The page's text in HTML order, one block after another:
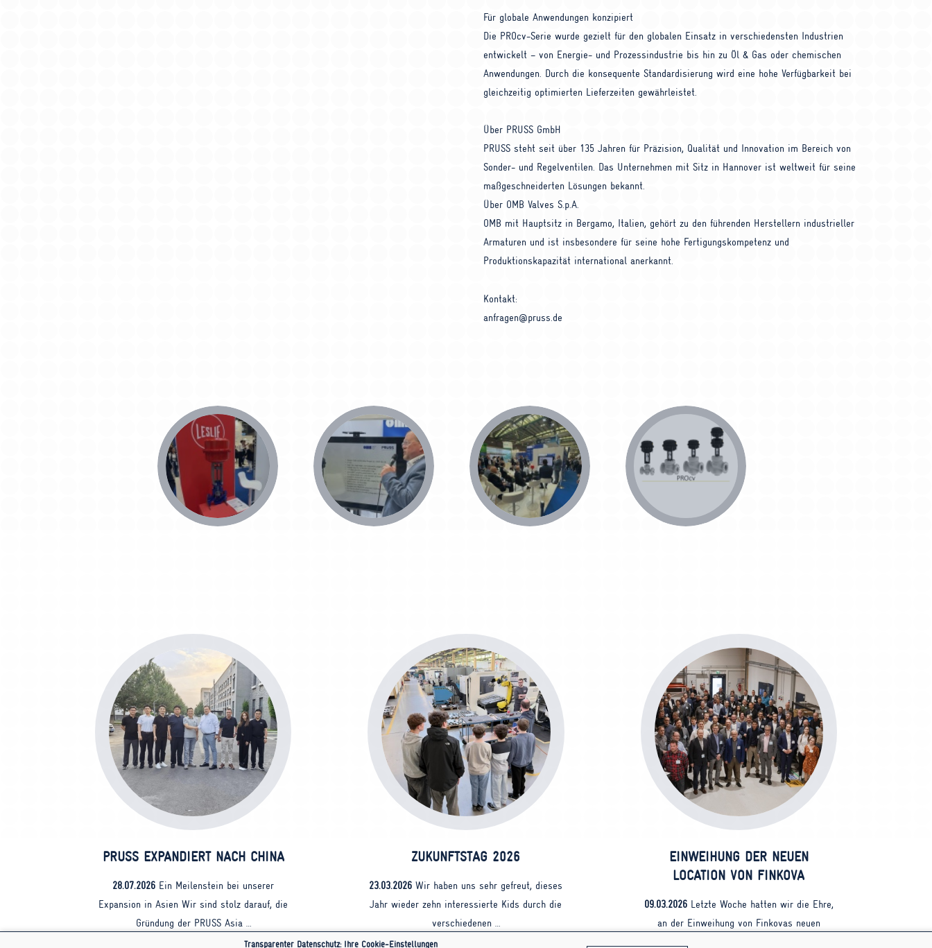
Für globale Anwendungen konzipiert
Die PROcv-Serie wurde gezielt für den globalen Einsatz in verschiedensten Industrien
entwickelt – von Energie- und Prozessindustrie bis hin zu Öl & Gas oder chemischen
Anwendungen. Durch die konsequente Standardisierung wird eine hohe Verfügbarkeit bei
gleichzeitig optimierten Lieferzeiten gewährleistet.
Über PRUSS GmbH
PRUSS steht seit über 135 Jahren für Präzision, Qualität und Innovation im Bereich von
Sonder- und Regelventilen. Das Unternehmen mit Sitz in Hannover ist weltweit für seine
maßgeschneiderten Lösungen bekannt.
Über OMB Valves S.p.A.
OMB mit Hauptsitz in Bergamo, Italien, gehört zu den führenden Herstellern industrieller
Armaturen und ist insbesondere für seine hohe Fertigungskompetenz und
Produktionskapazität international anerkannt.
Kontakt:
anfragen@pruss.de
PRUSS EXPANDIERT NACH CHINA
28.07.2026 Ein Meilenstein bei unserer
Expansion in Asien Wir sind stolz darauf, die
Gründung der PRUSS Asia …
ZUKUNFTSTAG 2026
23.03.2026 Wir haben uns sehr gefreut, dieses
Jahr wieder zehn interessierte Kids durch die
verschiedenen …
EINWEIHUNG DER NEUEN
LOCATION VON FINKOVA
09.03.2026Letzte Woche hatten wir die Ehre,
an der Einweihung von Finkovas neuen
Transparenter Datenschutz: Ihre Cookie-Einstellungen